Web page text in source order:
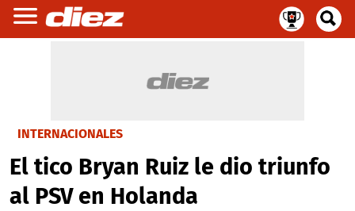
INTERNACIONALES
El tico Bryan Ruiz le dio triunfo
al PSV en Holanda